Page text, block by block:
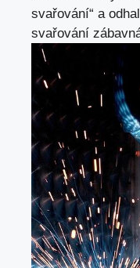
svařování“ a⁢
⁢svařování